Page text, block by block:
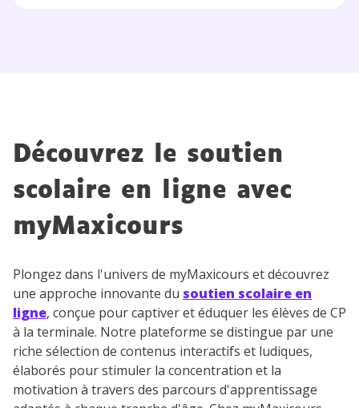
Découvrez le soutien
scolaire en ligne avec
myMaxicours
Plongez dans l'univers de myMaxicours et découvrez
une approche innovante du soutien scolaire en
ligne, conçue pour captiver et éduquer les élèves de CP
à la terminale. Notre plateforme se distingue par une
riche sélection de contenus interactifs et ludiques,
élaborés pour stimuler la concentration et la
motivation à travers des parcours d'apprentissage